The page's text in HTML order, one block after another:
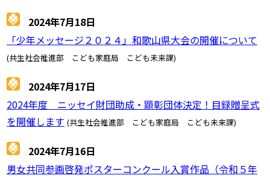
2024年7月18日
「少年メッセージ２０２４」和歌山県大会の開催について
(共生社会推進部 こども家庭局 こども未来課)
2024年7月17日
2024年度 ニッセイ財団助成・顕彰団体決定！目録贈呈式
を開催します (共生社会推進部 こども家庭局 こども未来課)
2024年7月16日
男女共同参画啓発ポスターコンクール入賞作品（令和５年